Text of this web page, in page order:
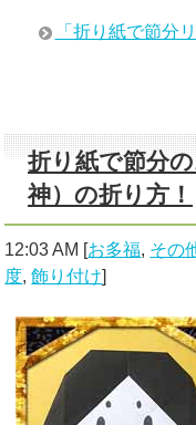
「折り紙で節分
折り紙で節分
神）の折り方！
12:03 AM [お多福, その
度,飾り付け]